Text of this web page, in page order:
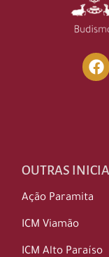
OUTRAS
Ação Paramita
ICM Viamão
ICM Alto Paraíso